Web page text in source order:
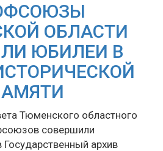
ОБЛАСТИ
ЮБИЛЕИ В
Тюменского областного
совершили
архив